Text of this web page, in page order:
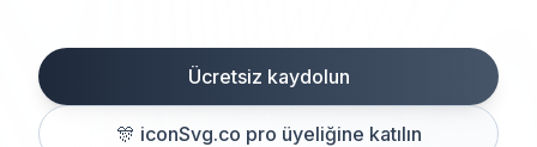
Ücretsiz kaydolun
🎊 iconSvg.co pro üyeliğine katılın